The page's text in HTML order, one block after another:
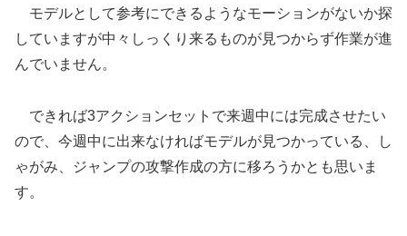
モデルとして参考にできるようなモーションがないか探
していますが中々しっくり来るものが見つからず作業が進
んでいません。
できれば3アクションセットで来週中には完成させたい
ので、今週中に出来なければモデルが見つかっている、し
ゃがみ、ジャンプの攻撃作成の方に移ろうかとも思いま
す。